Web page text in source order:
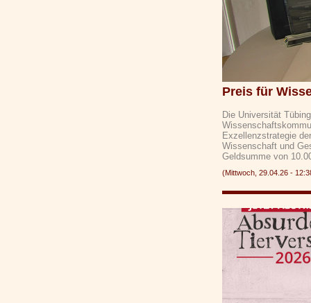
Preis für
Die Universität
Exzellenzstrategie
Wissenschaft und
Geldsumme von
(Mittwoch, 29.04.26 -